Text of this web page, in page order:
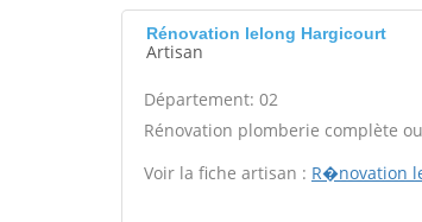
Rénovation lelong Hargicourt
Artisan
Département: 02
Rénovation plomberie complète
Voir la fiche artisan : R�novation